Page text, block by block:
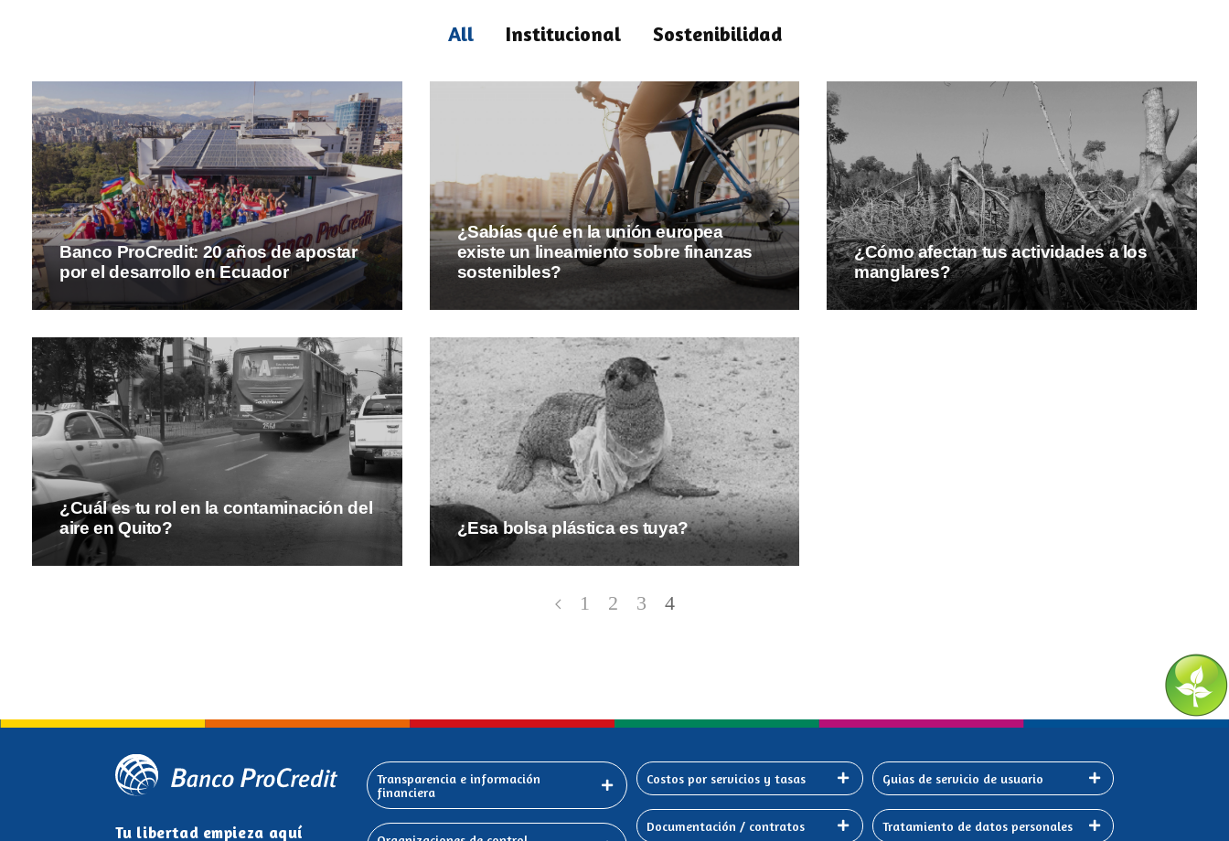
All Institucional Sostenibilidad
Banco ProCredit: 20 años de apostar
por el desarrollo en Ecuador
¿Sabías qué en la unión europea
existe un lineamiento sobre finanzas
sostenibles?
¿Cómo afectan tus actividades a los
manglares?
¿Cuál es tu rol en la contaminación del
aire en Quito?
¿Esa bolsa plástica es tuya?
1 2 3 4
Tu libertad empieza aquí
Transparencia e información
financiera
Costos por servicios y tasas
Documentación / contratos
Guias de servicio de usuario
Tratamiento de datos personales